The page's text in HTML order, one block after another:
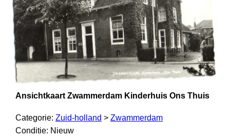
Ansichtkaart Zwammerdam Kinderhuis Ons Thuis
Categorie: Zuid-holland > Zwammerdam
Conditie: Nieuw